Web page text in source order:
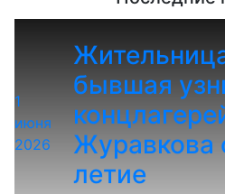
1
июня
2026
бывшая
Журавкова
летие